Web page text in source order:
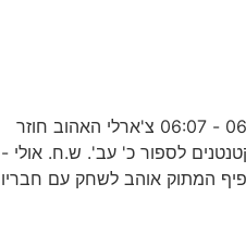
צ'ארלי והמספרים - פרק 9 06:00 - 06:07 צ'ארלי האהוב חוזר
לספור כ' עב'. ש.ח. אולי -
06:13 אולי הקופיף המתוק אוהב לשחק עם חבריו